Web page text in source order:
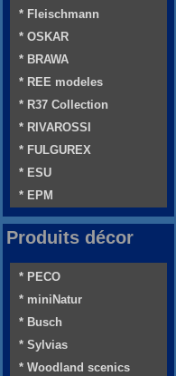
* Fleischmann
* OSKAR
* BRAWA
* REE modeles
* R37 Collection
* RIVAROSSI
* FULGUREX
* ESU
* EPM
Produits décor
* PECO
* miniNatur
* Busch
* Sylvias
* Woodland scenics